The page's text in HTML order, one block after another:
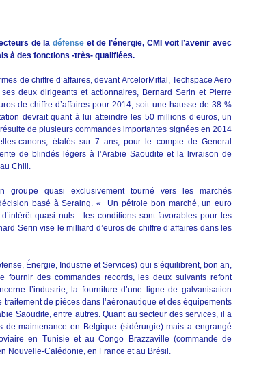
de ladéfense et de l’énergie, CMI voit l’avenir avec
à des fonctions -très- qualifiées.
de chiffre d’affaires, devant ArcelorMittal, Techspace Aero
deux dirigeants et actionnaires, Bernard Serin et Pierre
de chiffre d’affaires pour 2014, soit une hausse de 38 %
devrait quant à lui atteindre les 50 millions d’euros, un
de plusieurs commandes importantes signées en 2014
canons, étalés sur 7 ans, pour le compte de General
de blindés légers à l’Arabie Saoudite et la livraison de
Chili.
groupe quasi exclusivement tourné vers les marchés
basé à Seraing. « Un pétrole bon marché, un euro
quasi nuls : les conditions sont favorables pour les
Serin vise le milliard d’euros de chiffre d’affaires dans les
Énergie, Industrie et Services) qui s’équilibrent, bon an,
fournir des commandes records, les deux suivants refont
l’industrie, la fourniture d’une ligne de galvanisation
de pièces dans l’aéronautique et des équipements
Saoudite, entre autres. Quant au secteur des services, il a
de maintenance en Belgique (sidérurgie) mais a engrangé
en Tunisie et au Congo Brazzaville (commande de
Nouvelle-Calédonie, en France et au Brésil.